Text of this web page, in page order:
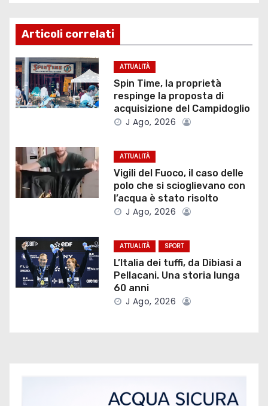
g
a
z
i
n
e
a
t
i
Articoli correlati
ATTUALITÀ
Spin Time, la proprietà
respinge la proposta di
acquisizione del Campidoglio
J Ago, 2026
ATTUALITÀ
Vigili del Fuoco, il caso delle
polo che si scioglievano con
l’acqua è stato risolto
J Ago, 2026
ATTUALITÀ SPORT
L’Italia dei tuffi, da Dibiasi a
Pellacani. Una storia lunga
60 anni
J Ago, 2026